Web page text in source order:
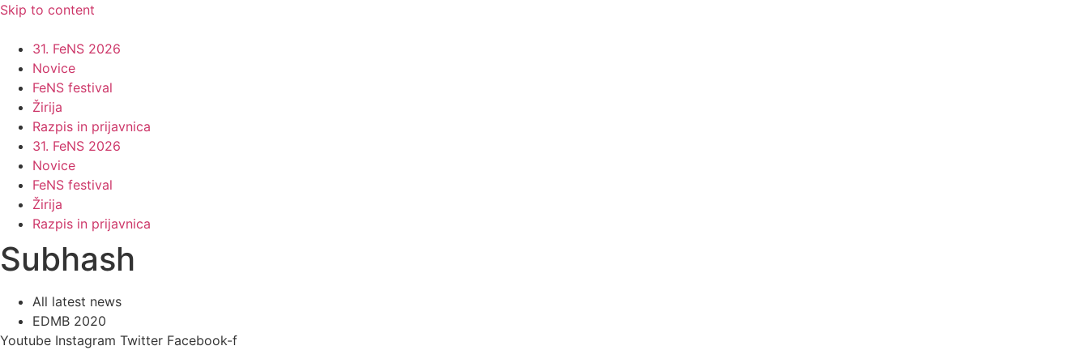
Skip to content
31. FeNS 2026
Novice
FeNS festival
Žirija
Razpis in prijavnica
31. FeNS 2026
Novice
FeNS festival
Žirija
Razpis in prijavnica
Subhash
All latest news
EDMB 2020
Youtube Instagram Twitter Facebook-f